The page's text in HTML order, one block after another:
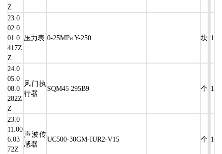
Z
23.0
02.0
01.0
417Z
Z
压力表 0-25MPa Y-250 块 1
24.0
05.0
08.0
282Z
Z
风门执
行器
SQM45 295B9 个 1
23.0
11.00
6.03
72Z
声波传
感器
UC500-30GM-IUR2-V15 个 1